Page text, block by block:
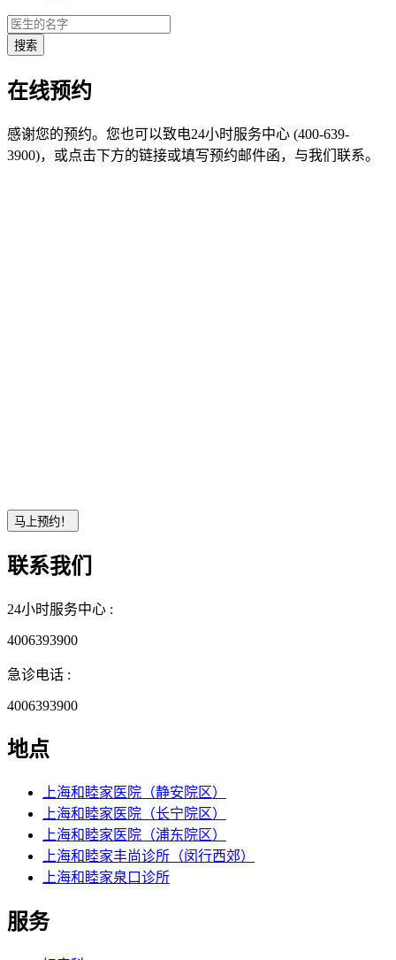
在线预约
感谢您的预约。您也可以致电24小时服务中心 (400-639-
3900)，或点击下方的链接或填写预约邮件函，与我们联系。
联系我们
24小时服务中心 :
4006393900
急诊电话 :
4006393900
地点
上海和睦家医院（静安院区）
上海和睦家医院（长宁院区）
上海和睦家医院（浦东院区）
上海和睦家丰尚诊所（闵行西郊）
上海和睦家泉口诊所
服务